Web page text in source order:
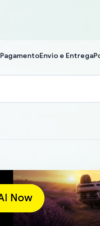
Envio e Entrega
Now